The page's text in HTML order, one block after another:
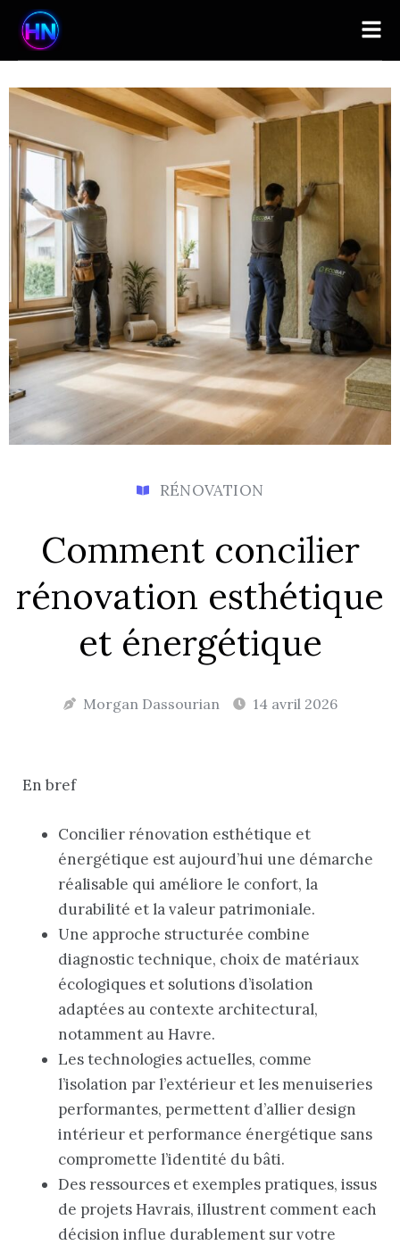
RÉNOVATION
Comment concilier
rénovation esthétique
et énergétique
Morgan Dassourian 14 avril 2026
En bref
Concilier rénovation esthétique et
énergétique est aujourd’hui une démarche
réalisable qui améliore le confort, la
durabilité et la valeur patrimoniale.
Une approche structurée combine
diagnostic technique, choix de matériaux
écologiques et solutions d’isolation
adaptées au contexte architectural,
notamment au Havre.
Les technologies actuelles, comme
l’isolation par l’extérieur et les menuiseries
performantes, permettent d’allier design
intérieur et performance énergétique sans
compromette l’identité du bâti.
Des ressources et exemples pratiques, issus
de projets Havrais, illustrent comment each
décision influe durablement sur votre